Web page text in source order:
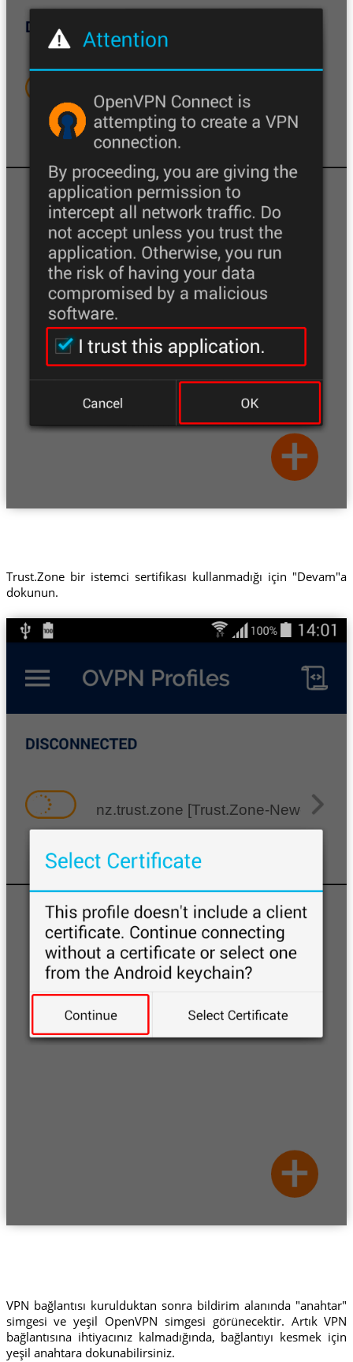
Trust.Zone bir istemci sertifikası kullanmadığı için "Devam"a
dokunun.
nz.trust.zone [Trust.Zone-New-
VPN bağlantısı kurulduktan sonra bildirim alanında "anahtar"
simgesi ve yeşil OpenVPN simgesi görünecektir. Artık VPN
bağlantısına ihtiyacınız kalmadığında, bağlantıyı kesmek için
yeşil anahtara dokunabilirsiniz.